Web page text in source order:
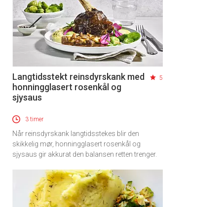
Langtidsstekt reinsdyrskank med
honningglasert rosenkål og
sjysaus
5
3 timer
Når reinsdyrskank langtidsstekes blir den
skikkelig mør, honningglasert rosenkål og
sjysaus gir akkurat den balansen retten trenger.